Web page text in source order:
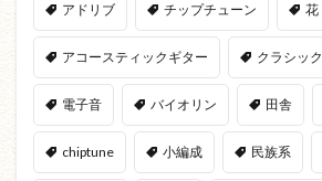
アドリブ チップチューン 花
アコースティックギター クラシック
電子音 バイオリン 田舎
chiptune 小編成 民族系